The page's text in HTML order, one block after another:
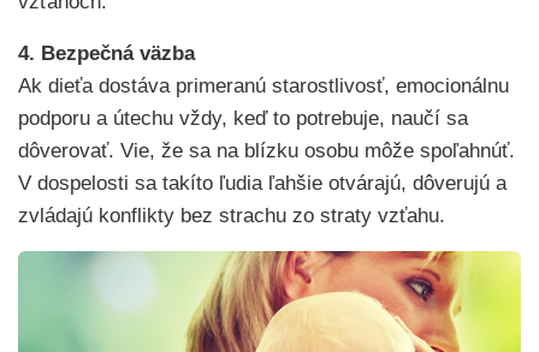
4. Bezpečná väzba
Ak dieťa dostáva primeranú starostlivosť, emocionálnu
podporu a útechu vždy, keď to potrebuje, naučí sa
dôverovať. Vie, že sa na blízku osobu môže spoľahnúť.
V dospelosti sa takíto ľudia ľahšie otvárajú, dôverujú a
zvládajú konflikty bez strachu zo straty vzťahu.